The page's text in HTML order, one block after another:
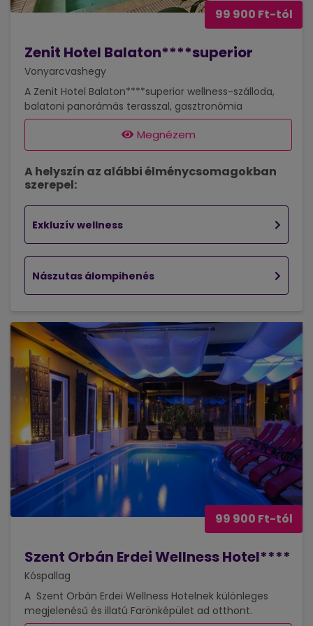
99 900 Ft-tól
Zenit Hotel Balaton****superior
Vonyarcvashegy
A Zenit Hotel Balaton****superior wellness-szálloda,
balatoni panorámás terasszal, gasztronómia
élményeket kínáló Zenit Balaton éttermével, interaktív
borászati kiállítótermével Hévíz és Keszthely, valamint
a Balaton part közelében várja vendégeit. A hotel
környezete ideális gyermekes családok számára. A
legkisebbeket játszótér, kültéri játékok, a szálloda
épületében pedig beltéri játszószoba várja.
Szállodánkban a rossz idő sem akadálya az élményteli
pihenésnek. Feszített víztükrű medence
pihenőágyakkal, bel- és kültéri jacuzzi, infraszauna,...
Megnézem
A helyszín az alábbi élménycsomagokban
szerepel:
Exkluzív wellness
Nászutas álompihenés
99 900 Ft-tól
Szent Orbán Erdei Wellness Hotel****
Kóspallag
A Szent Orbán Erdei Wellness Hotelnek különleges
megjelenésű és illatú Farönképület ad otthont.